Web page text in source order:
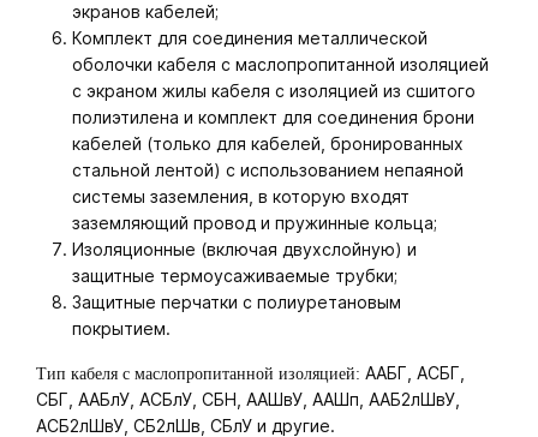
экранов кабелей;
Комплект для соединения металлической
оболочки кабеля с маслопропитанной изоляцией
с экраном жилы кабеля с изоляцией из сшитого
полиэтилена и комплект для соединения брони
кабелей (только для кабелей, бронированных
стальной лентой) с использованием непаяной
системы заземления, в которую входят
заземляющий провод и пружинные кольца;
Изоляционные (включая двухслойную) и
защитные термоусаживаемые трубки;
Защитные перчатки с полиуретановым
покрытием.
Тип кабеля с маслопропитанной изоляцией: ААБГ, АСБГ,
СБГ, ААБлУ, АСБлУ, СБН, ААШвУ, ААШп, ААБ2лШвУ,
АСБ2лШвУ, СБ2лШв, СБлУ и другие.